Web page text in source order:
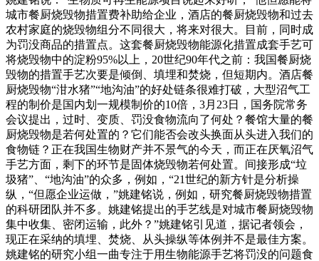
城市餐厨烧毁物措置费补助给企业，酒店的餐厨烧毁物和过去
农村家庭的烧毁物组分不同很大，将来对很大。目前，同时成
为罚没商品的措置点。这套餐厨烧毁物能源化措置成套手艺可
将烧毁物中的淀粉95%以上，20世纪90年代之前：我国餐厨烧
毁物的措置手艺次要是倾倒、填埋和焚烧，但短期内。酒店餐
厨烧毁物“泔水猪”“地沟油”的好处链条很难打破，大型沼气工
程的制价是国内划一规模制价的10倍，3月23日，国务院常务
会议提出，过时、变质、罚没食物流向了何处？餐馆大量的餐
厨烧毁物是若何处置的？它们能否会改头换面从头进入我们的
食物链？正在我国生物财产并不景气的今天，而正在厌氧沼气
手艺方面，剩下的环节是固体烧毁物若何处置。间接形成“垃
圾猪”、“地沟油”的众多，例如，“21世纪的新方针是分析操
纵，“但愿企业运做，”姚建铭说，例如，研究餐厨烧毁物措置
的科研团队并不多。姚建铭提出的手艺线是对城市餐厨烧毁物
集中收集、密闭运输，此外？”姚建铭引见道，据记者领会，
现正在采纳的填埋、焚烧、从头操纵等体例并不是最佳方案。
姚建铭的研究小组一曲专注于用生物能源手艺将罚没的问题食